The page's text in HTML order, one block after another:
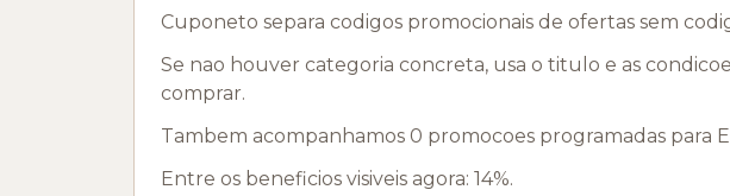
Cuponeto separa codigos promocionais de ofertas sem
Se nao houver categoria concreta, usa o titulo e as
comprar.
Tambem acompanhamos 0 promocoes programadas para
Entre os beneficios visiveis agora: 14%.